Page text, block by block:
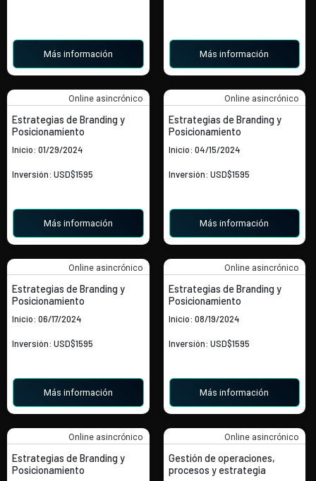
Más información Más información
Estrategias de Branding y
Posicionamiento
Inicio: 01/29/2024
Inversión: USD$1595
Online asincrónico
Más información
Estrategias de Branding y
Posicionamiento
Inicio: 04/15/2024
Inversión: USD$1595
Online asincrónico
Más información
Estrategias de Branding y
Posicionamiento
Inicio: 06/17/2024
Inversión: USD$1595
Online asincrónico
Más información
Estrategias de Branding y
Posicionamiento
Inicio: 08/19/2024
Inversión: USD$1595
Online asincrónico
Más información
Estrategias de Branding y
Posicionamiento
Online asincrónico
Gestión de operaciones,
procesos y estrategia
Online asincrónico